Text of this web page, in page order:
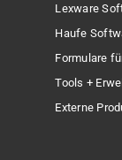
Lexware
Haufe
Formulare
Tools +
Externe